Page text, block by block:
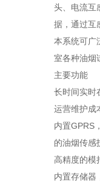
头、电流互
据，通过互
本系统可广
室各种油烟
主要功能
长时间实时
运营维护成
内置GPRS
的油烟传感
高精度的模
内置存储器